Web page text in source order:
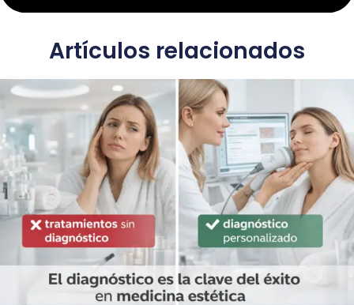
Artículos relacionados